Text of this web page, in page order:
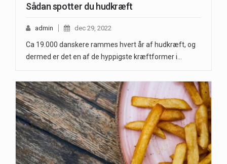
Sådan spotter du hudkræft
admin dec 29, 2022
Ca 19.000 danskere rammes hvert år af hudkræft, og
dermed er det en af de hyppigste kræftformer i…